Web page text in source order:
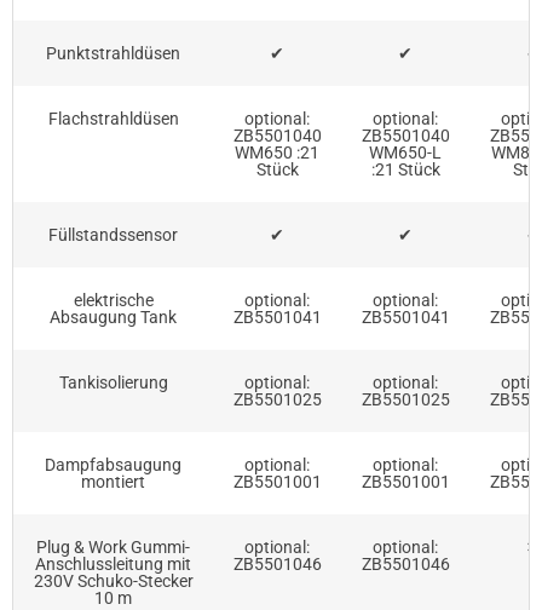
Punktstrahldüsen ✔ ✔ ✔
Flachstrahldüsen
optional:
ZB5501040
WM650 :21
Stück
optional:
ZB5501040
WM650-L
:21 Stück
Füllstandssensor ✔ ✔ ✔
elektrische
Absaugung Tank
optional:
ZB5501041
optional:
ZB5501041
Tankisolierung
optional:
ZB5501025
optional:
ZB5501025
Dampfabsaugung
montiert
optional:
ZB5501001
optional:
ZB5501001
Plug & Work Gummi-
Anschlussleitung mit
230V Schuko-Stecker
10 m
optional:
ZB5501046
optional:
ZB5501046
✖